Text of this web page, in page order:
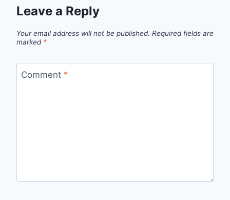
Leave a Reply
Your email address will not be published. Required fields are
marked *
Comment *